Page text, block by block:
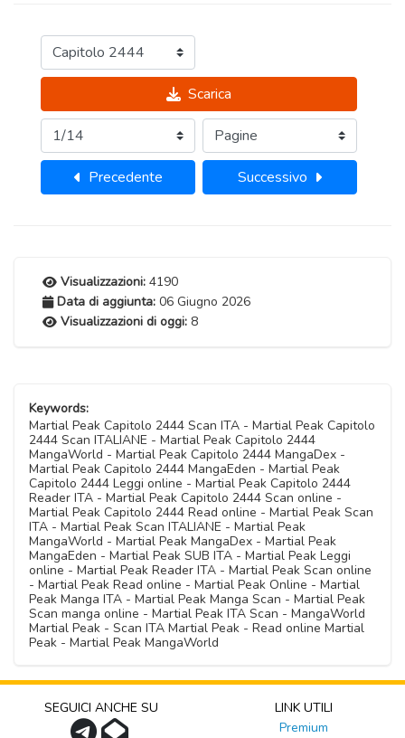
Scarica
Precedente Successivo
Visualizzazioni: 4190
Data di aggiunta: 06 Giugno 2026
Visualizzazioni di oggi: 8
Keywords:
Martial Peak Capitolo 2444 Scan ITA - Martial Peak Capitolo
2444 Scan ITALIANE - Martial Peak Capitolo 2444
MangaWorld - Martial Peak Capitolo 2444 MangaDex -
Martial Peak Capitolo 2444 MangaEden - Martial Peak
Capitolo 2444 Leggi online - Martial Peak Capitolo 2444
Reader ITA - Martial Peak Capitolo 2444 Scan online -
Martial Peak Capitolo 2444 Read online - Martial Peak Scan
ITA - Martial Peak Scan ITALIANE - Martial Peak
MangaWorld - Martial Peak MangaDex - Martial Peak
MangaEden - Martial Peak SUB ITA - Martial Peak Leggi
online - Martial Peak Reader ITA - Martial Peak Scan online
- Martial Peak Read online - Martial Peak Online - Martial
Peak Manga ITA - Martial Peak Manga Scan - Martial Peak
Scan manga online - Martial Peak ITA Scan - MangaWorld
Martial Peak - Scan ITA Martial Peak - Read online Martial
Peak - Martial Peak MangaWorld
SEGUICI ANCHE SU
LINK UTILI
Premium